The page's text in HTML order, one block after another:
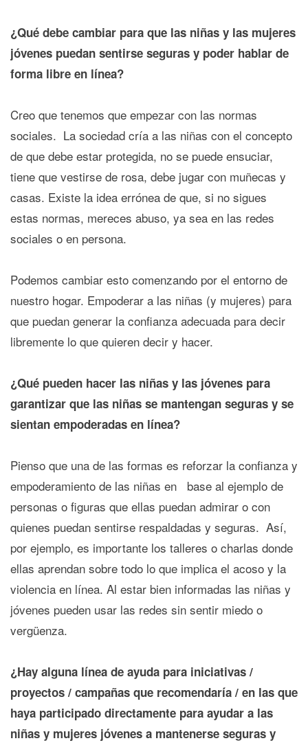
¿Qué debe cambiar para que las niñas y las mujeres
jóvenes puedan sentirse seguras y poder hablar de
forma libre en línea?
Creo que tenemos que empezar con las normas
sociales. La sociedad cría a las niñas con el concepto
de que debe estar protegida, no se puede ensuciar,
tiene que vestirse de rosa, debe jugar con muñecas y
casas. Existe la idea errónea de que, si no sigues
estas normas, mereces abuso, ya sea en las redes
sociales o en persona.
Podemos cambiar esto comenzando por el entorno de
nuestro hogar. Empoderar a las niñas (y mujeres) para
que puedan generar la confianza adecuada para decir
libremente lo que quieren decir y hacer.
¿Qué pueden hacer las niñas y las jóvenes para
garantizar que las niñas se mantengan seguras y se
sientan empoderadas en línea?
Pienso que una de las formas es reforzar la confianza y
empoderamiento de las niñas en base al ejemplo de
personas o figuras que ellas puedan admirar o con
quienes puedan sentirse respaldadas y seguras. Así,
por ejemplo, es importante los talleres o charlas donde
ellas aprendan sobre todo lo que implica el acoso y la
violencia en línea. Al estar bien informadas las niñas y
jóvenes pueden usar las redes sin sentir miedo o
vergüenza.
¿Hay alguna línea de ayuda para iniciativas /
proyectos / campañas que recomendaría / en las que
haya participado directamente para ayudar a las
niñas y mujeres jóvenes a mantenerse seguras y